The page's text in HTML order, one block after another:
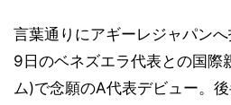
言葉通りにアギーレジャパン
9日のベネズエラ代表との国際
ム)で念願のA代表デビュー。